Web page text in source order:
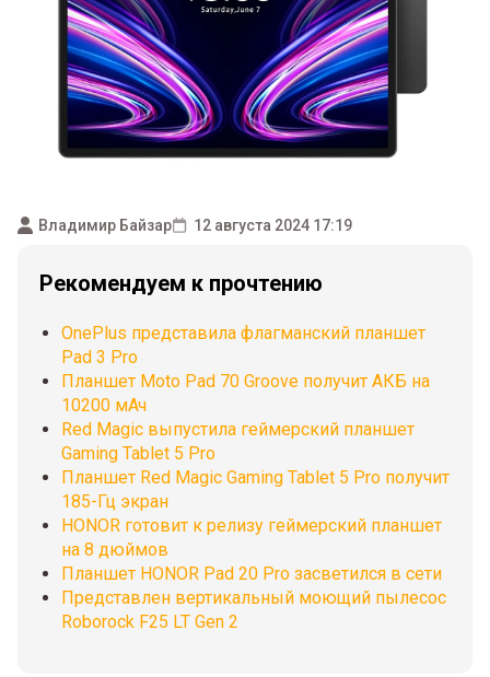
Владимир Байзар 12 августа 2024 17:19
Рекомендуем к прочтению
OnePlus представила флагманский планшет
Pad 3 Pro
Планшет Moto Pad 70 Groove получит АКБ на
10200 мАч
Red Magic выпустила геймерский планшет
Gaming Tablet 5 Pro
Планшет Red Magic Gaming Tablet 5 Pro получит
185-Гц экран
HONOR готовит к релизу геймерский планшет
на 8 дюймов
Планшет HONOR Pad 20 Pro засветился в сети
Представлен вертикальный моющий пылесос
Roborock F25 LT Gen 2